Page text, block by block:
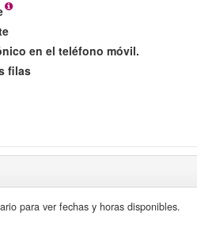
en el teléfono móvil.
filas
para ver fechas y horas disponibles.